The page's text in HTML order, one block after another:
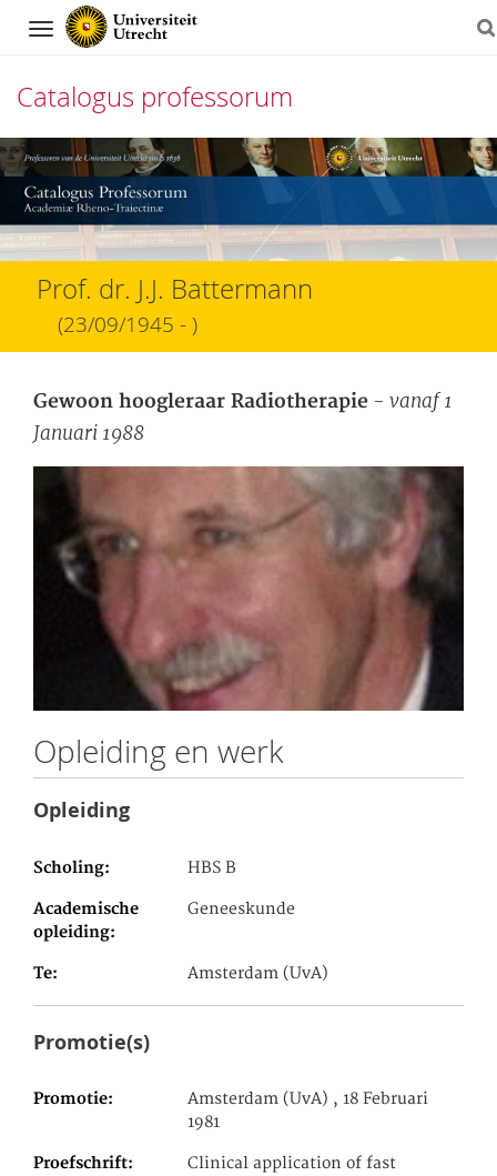
Navigation
Catalogus professorum
Direct
naar
het
inhoud
Prof. dr. J.J. Battermann
(23/09/1945 - )
Gewoon hoogleraar Radiotherapie - vanaf 1
Januari 1988
Opleiding en werk
Opleiding
Scholing HBS B
Academische
opleiding
Geneeskunde
Te Amsterdam (UvA)
Promotie(s)
Promotie
Amsterdam (UvA) , 18 Februari
1981
Proefschrift
Clinical application of fast